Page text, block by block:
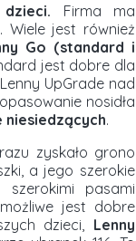
Firma ma
Wiele jest również
Go (standard i
jest dobre dla
UpGrade nad
nosidła
niesiedzących.
zyskało grono
a jego szerokie
pasami
jest dobre
dzieci, Lenny